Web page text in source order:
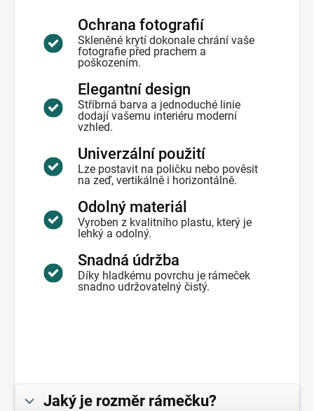
Ochrana fotografií
Skleněné krytí dokonale chrání vaše
fotografie před prachem a
poškozením.
Elegantní design
Stříbrná barva a jednoduché linie
dodají vašemu interiéru moderní
vzhled.
Univerzální použití
Lze postavit na poličku nebo pověsit
na zeď, vertikálně i horizontálně.
Odolný materiál
Vyroben z kvalitního plastu, který je
lehký a odolný.
Snadná údržba
Díky hladkému povrchu je rámeček
snadno udržovatelný čistý.
Jaký je rozměr rámečku?